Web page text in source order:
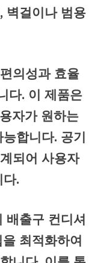
벽걸이나 범용
의성과 효율
다. 이 제품은
자가 원하는
합니다. 공기
되어 사용자
다.
배출구 컨디셔
최적화하여